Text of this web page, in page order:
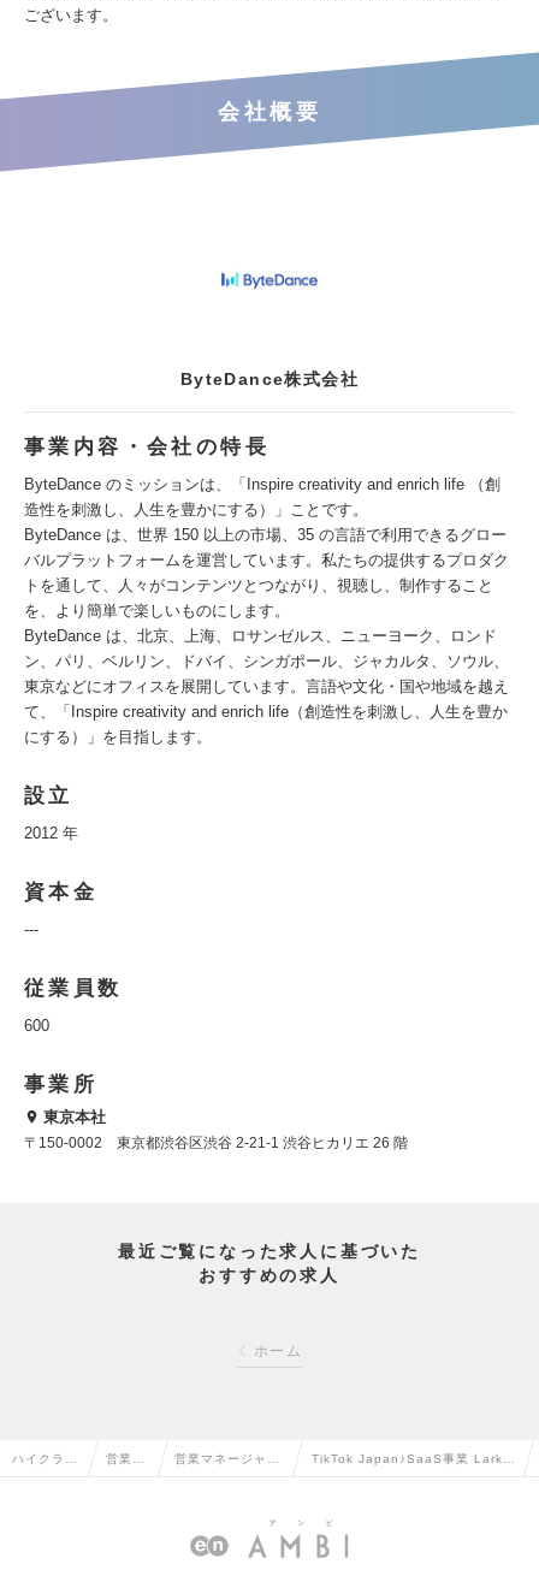
ございます。
会社概要
ByteDance株式会社
事業内容・会社の特長
ByteDance のミッションは、「Inspire creativity and enrich life （創
造性を刺激し、人生を豊かにする）」ことです。
ByteDance は、世界 150 以上の市場、35 の言語で利用できるグロー
バルプラットフォームを運営しています。私たちの提供するプロダク
トを通して、人々がコンテンツとつながり、視聴し、制作すること
を、より簡単で楽しいものにします。
ByteDance は、北京、上海、ロサンゼルス、ニューヨーク、ロンド
ン、パリ、ベルリン、ドバイ、シンガポール、ジャカルタ、ソウル、
東京などにオフィスを展開しています。言語や文化・国や地域を越え
て、「Inspire creativity and enrich life（創造性を刺激し、人生を豊か
にする）」を目指します。
設立
2012 年
資本金
---
従業員数
600
事業所
東京本社
〒150-0002 東京都渋谷区渋谷 2-21-1 渋谷ヒカリエ 26 階
最近ご覧になった求人に基づいた
おすすめの求人
ホーム
ハイクラス 営業系 営業マネージャ TikTok Japan♪SaaS事業 Lark－